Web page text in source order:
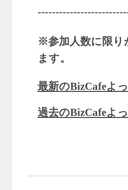
※参加人数に限り
ます。
最新のBizCafeよ
過去のBizCafeよ